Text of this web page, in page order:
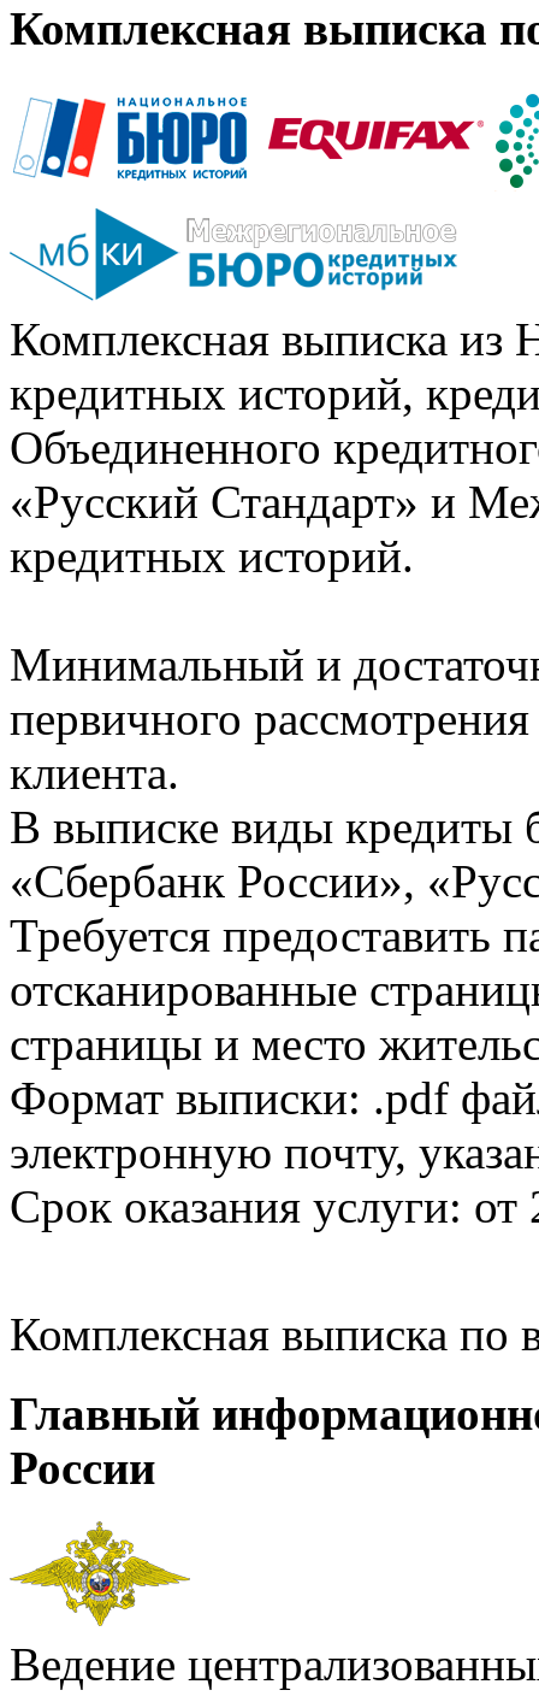
Комплексная выписка
Комплексная выписка из
кредитных историй,
Объединенного
«Русский Стандарт» и
кредитных историй.
Минимальный и
первичного
клиента.
В выписке виды кредиты
«Сбербанк России»,
Требуется предоставить
отсканированные
страницы и место
Формат выписки: .pdf
электронную почту,
Срок оказания услуги: от
Комплексная выписка
Главный
России
Ведение